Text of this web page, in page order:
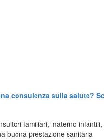
consulenza sulla salute?
familiari, materno
buona prestazione sanitaria